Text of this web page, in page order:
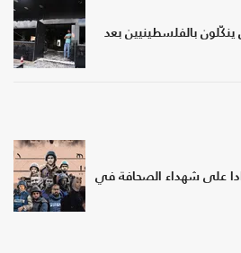
بالفلسطينيين بعد
حدادا على شهداء الصحافة في